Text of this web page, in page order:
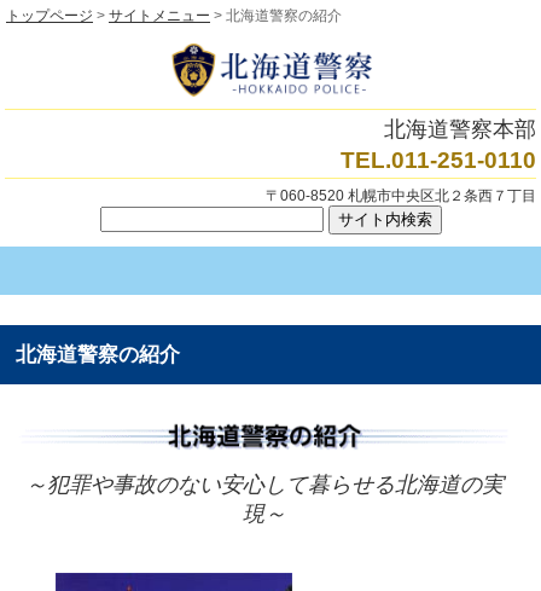
トップページ > サイトメニュー > 北海道警察の紹介
北海道警察本部
TEL.011-251-0110
〒060-8520 札幌市中央区北２条西７丁目
北海道警察の紹介
～犯罪や事故のない安心して暮らせる北海道の実
現～